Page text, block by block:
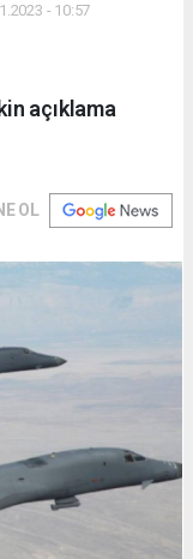
- 10:57
açıklama
OL